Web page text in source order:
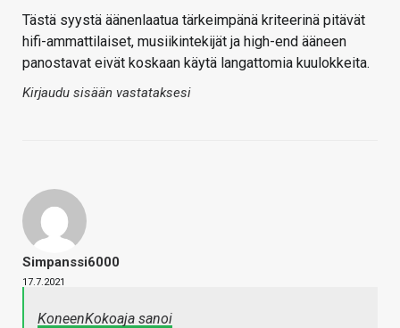
Tästä syystä äänenlaatua tärkeimpänä kriteerinä pitävät
hifi-ammattilaiset, musiikintekijät ja high-end ääneen
panostavat eivät koskaan käytä langattomia kuulokkeita.
Kirjaudu sisään vastataksesi
Simpanssi6000
17.7.2021
KoneenKokoaja sanoi